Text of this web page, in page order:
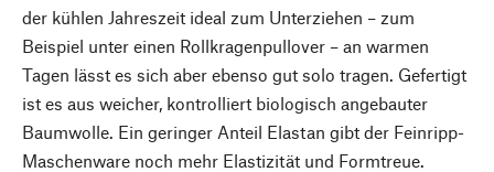
der kühlen Jahreszeit ideal zum Unterziehen – zum
Beispiel unter einen Rollkragenpullover – an warmen
Tagen lässt es sich aber ebenso gut solo tragen. Gefertigt
ist es aus weicher, kontrolliert biologisch angebauter
Baumwolle. Ein geringer Anteil Elastan gibt der Feinripp-
Maschenware noch mehr Elastizität und Formtreue.